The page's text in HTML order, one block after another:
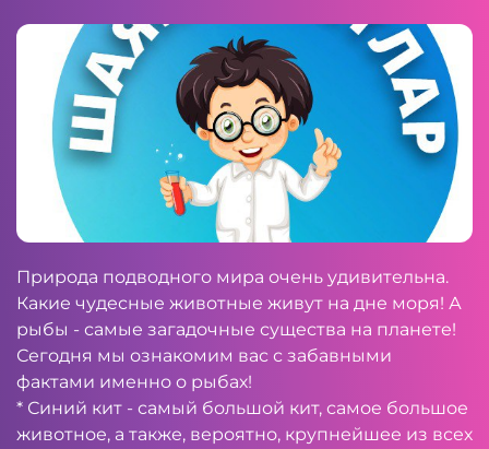
Природа подводного мира очень удивительна.
Какие чудесные животные живут на дне моря! А
рыбы - самые загадочные существа на планете!
Сегодня мы ознакомим вас с забавными
фактами именно о рыбах!
* Синий кит - самый большой кит, самое большое
животное, а также, вероятно, крупнейшее из всех